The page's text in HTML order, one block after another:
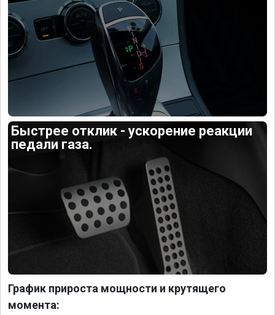
Быстрее отклик - ускорение реакции
педали газа.
График прироста мощности и крутящего
момента: